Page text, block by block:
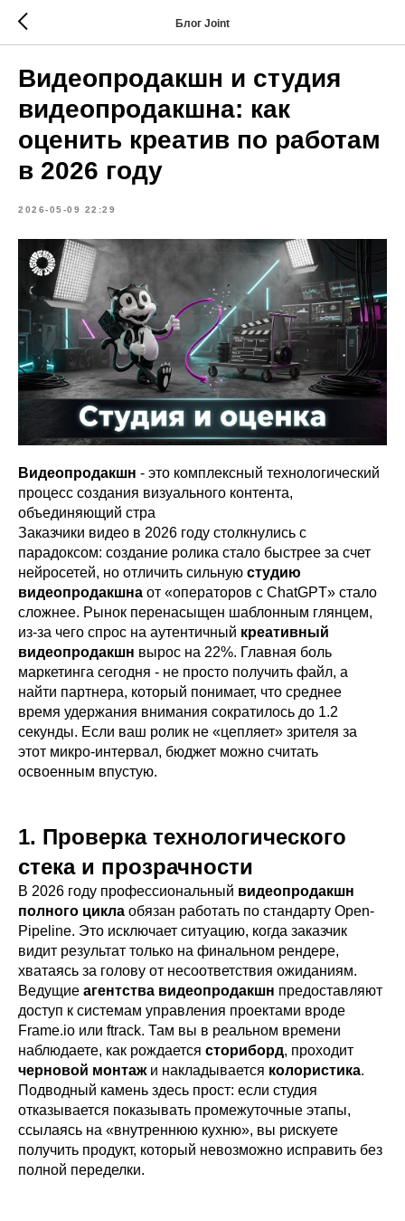
Блог Joint
Видеопродакшн и студия
видеопродакшна: как
оценить креатив по работам
в 2026 году
2026-05-09 22:29
Видеопродакшн - это комплексный технологический
процесс создания визуального контента,
объединяющий стра
Заказчики видео в 2026 году столкнулись с
парадоксом: создание ролика стало быстрее за счет
нейросетей, но отличить сильную студию
видеопродакшна от «операторов с ChatGPT» стало
сложнее. Рынок перенасыщен шаблонным глянцем,
из-за чего спрос на аутентичный креативный
видеопродакшн вырос на 22%. Главная боль
маркетинга сегодня - не просто получить файл, а
найти партнера, который понимает, что среднее
время удержания внимания сократилось до 1.2
секунды. Если ваш ролик не «цепляет» зрителя за
этот микро-интервал, бюджет можно считать
освоенным впустую.
1. Проверка технологического
стека и прозрачности
В 2026 году профессиональный видеопродакшн
полного цикла обязан работать по стандарту Open-
Pipeline. Это исключает ситуацию, когда заказчик
видит результат только на финальном рендере,
хватаясь за голову от несоответствия ожиданиям.
Ведущие агентства видеопродакшн предоставляют
доступ к системам управления проектами вроде
Frame.io или ftrack. Там вы в реальном времени
наблюдаете, как рождается сториборд, проходит
черновой монтажи накладывается колористика.
Подводный камень здесь прост: если студия
отказывается показывать промежуточные этапы,
ссылаясь на «внутреннюю кухню», вы рискуете
получить продукт, который невозможно исправить без
полной переделки.